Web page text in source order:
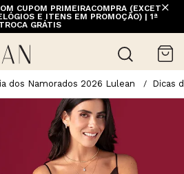
CUPOM PRIMEIRACOMPRA (EXCETO
E ITENS EM PROMOÇÃO) | 1ª
TROCA GRÁTIS
dos Namorados 2026 Lulean Dicas